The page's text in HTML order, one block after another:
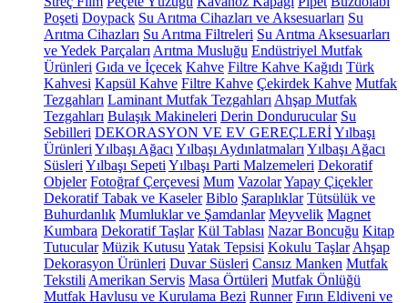
Poşeti Doypack Su Arıtma Cihazları ve Aksesuarları Su
Arıtma Cihazları Su Arıtma Filtreleri Su Arıtma Aksesuarları
ve Yedek Parçaları Arıtma Musluğu Endüstriyel Mutfak
Ürünleri Gıda ve İçecek Kahve Filtre Kahve Kağıdı Türk
Kahvesi Kapsül Kahve Filtre Kahve Çekirdek Kahve Mutfak
Tezgahları Laminant Mutfak Tezgahları Ahşap Mutfak
Tezgahları Bulaşık Makineleri Derin Dondurucular Su
Sebilleri DEKORASYON VE EV GEREÇLERİYılbaşı
Ürünleri Yılbaşı Ağacı Yılbaşı Aydınlatmaları Yılbaşı Ağacı
Süsleri Yılbaşı Sepeti Yılbaşı Parti Malzemeleri Dekoratif
Objeler Fotoğraf Çerçevesi Mum VazolarYapay Çiçekler
Dekoratif Tabak ve Kaseler Biblo Şaraplıklar Tütsülük ve
Buhurdanlık Mumluklar ve Şamdanlar Meyvelik Magnet
Kumbara Dekoratif Taşlar Kül Tablası Nazar Boncuğu Kitap
Tutucular Müzik Kutusu Yatak Tepsisi Kokulu Taşlar Ahşap
Dekorasyon Ürünleri Duvar Süsleri Cansız Manken Mutfak
Tekstili Amerikan Servis Masa Örtüleri Mutfak Önlüğü
Mutfak Havlusu ve Kurulama Bezi Runner Fırın Eldiveni ve